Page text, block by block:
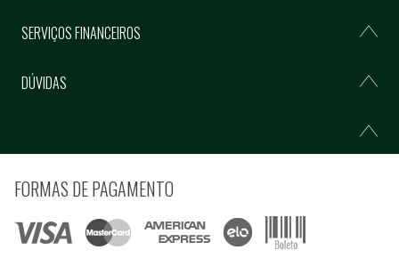
SERVIÇOS FINANCEIROS
DÚVIDAS
FORMAS DE PAGAMENTO